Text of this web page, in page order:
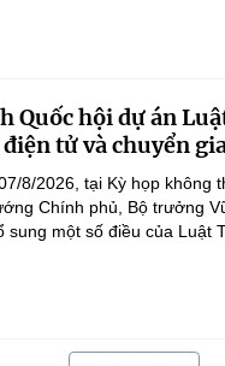
Quốc hội dự án
tử và chuyển
8/2026, tại Kỳ họp không
Chính phủ, Bộ trưởng
sung một số điều của Luật